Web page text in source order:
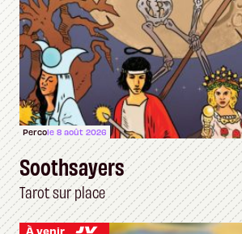
Percole 8 août 2026
Soothsayers
Tarot sur place
À venir